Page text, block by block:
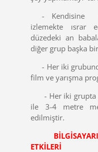
- Kendisine
izlemekte ısrar
düzedeki an
diğer grup başka
- Her iki
film ve yarışma
- Her iki grupta
ile 3-4 metre
edilmiştir.
ETKİLERİ